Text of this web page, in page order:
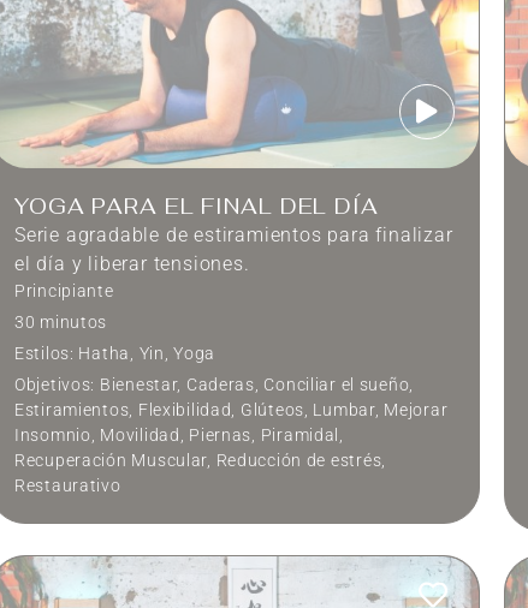
YOGA PARA EL FINAL DEL DÍA
Serie agradable de estiramientos para finalizar
el día y liberar tensiones.
Principiante
30 minutos
Estilos: Hatha, Yin,Yoga
Objetivos: Bienestar, Caderas, Conciliar el sueño,
Estiramientos, Flexibilidad, Glúteos, Lumbar, Mejorar
Insomnio, Movilidad, Piernas, Piramidal ,
Recuperación Muscular, Reducción de estrés,
Restaurativo